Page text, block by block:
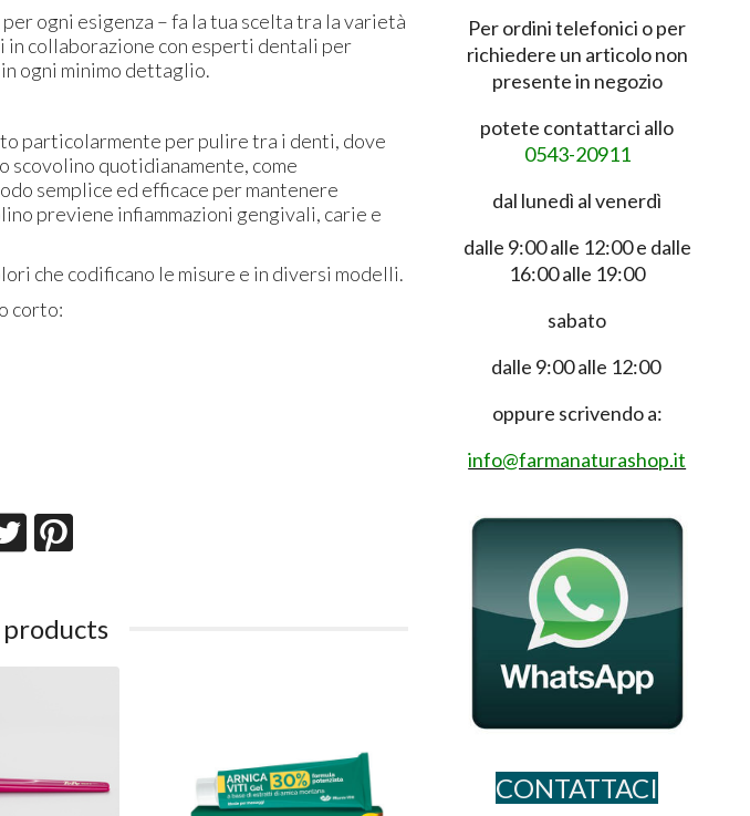
ogni esigenza – fa la tua scelta tra la varietà
in collaborazione con esperti dentali per
ogni minimo dettaglio.
particolarmente per pulire tra i denti, dove
scovolino quotidianamente, come
semplice ed efficace per mantenere
previene infiammazioni gengivali, carie e
che codificano le misure e in diversi modelli.
corto:
Per ordini telefonici o per
richiedere un articolo non
presente in negozio
potete contattarci allo
0543-20911
dal lunedì al venerdì
dalle 9:00 alle 12:00 e dalle
16:00 alle 19:00
sabato
dalle 9:00 alle 12:00
oppure scrivendo a:
info@farmanaturashop.it
CONTATTACI